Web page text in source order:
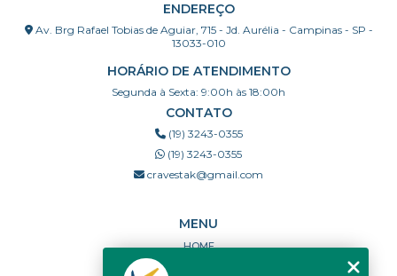
ENDEREÇO
Av. Brg Rafael Tobias de Aguiar, 715 - Jd. Aurélia - Campinas - SP -
13033-010
HORÁRIO DE ATENDIMENTO
Segunda à Sexta: 9:00h às 18:00h
CONTATO
(19) 3243-0355
(19) 3243-0355
cravestak@gmail.com
MENU
HOME